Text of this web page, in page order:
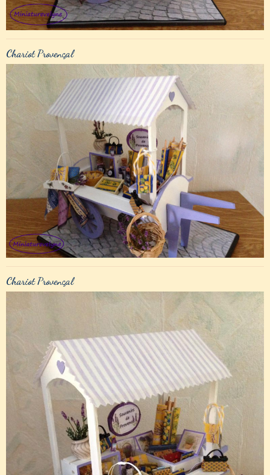
Chariot Provençal
Chariot Provençal